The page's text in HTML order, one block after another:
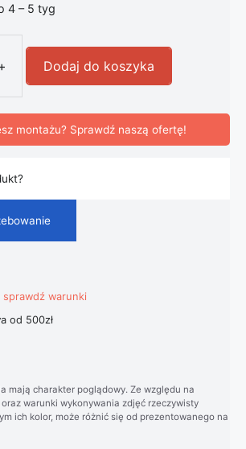
4 – 5 tyg
ilość Kinkiet FLOS IC C/W1 chrom
Dodaj do koszyka
montażu? Sprawdź naszą ofertę!
sprawdź warunki
od 500zł
mają charakter poglądowy. Ze względu na
warunki wykonywania zdjęć rzeczywisty
ich kolor, może różnić się od prezentowanego na